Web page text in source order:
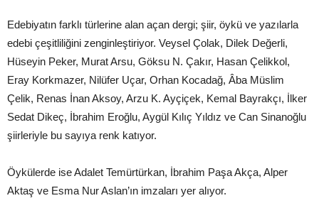
Edebiyatın farklı türlerine alan açan dergi; şiir, öykü ve yazılarla
edebi çeşitliliğini zenginleştiriyor. Veysel Çolak, Dilek Değerli,
Hüseyin Peker, Murat Arsu, Göksu N. Çakır, Hasan Çelikkol,
Eray Korkmazer, Nilüfer Uçar, Orhan Kocadağ, Âba Müslim
Çelik, Renas İnan Aksoy, Arzu K. Ayçiçek, Kemal Bayrakçı, İlker
Sedat Dikeç, İbrahim Eroğlu, Aygül Kılıç Yıldız ve Can Sinanoğlu
şiirleriyle bu sayıya renk katıyor.
Öykülerde ise Adalet Temürtürkan, İbrahim Paşa Akça, Alper
Aktaş ve Esma Nur Aslan’ın imzaları yer alıyor.